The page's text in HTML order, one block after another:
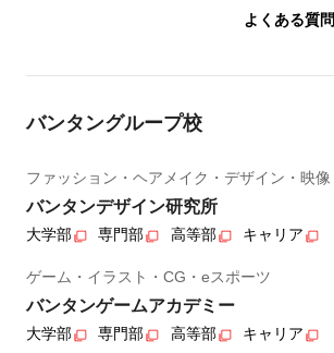
よくある質問
バンタングループ校
ファッション・ヘアメイク・デザイン・映像
バンタンデザイン研究所
大学部 専門部 高等部 キャリア
ゲーム・イラスト・CG・eスポーツ
バンタンゲームアカデミー
大学部 専門部 高等部 キャリア